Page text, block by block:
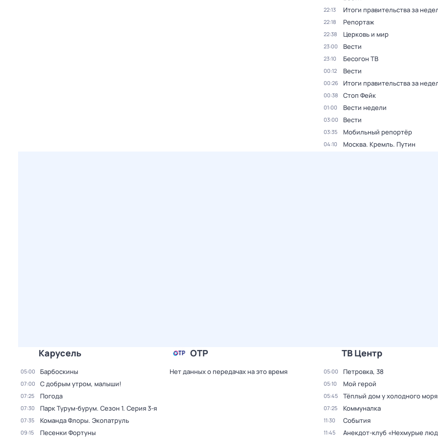
22:13 Итоги правительства за
22:18 Репортаж
22:38 Церковь и мир
23:00 Вести
23:10 Бесогон ТВ
00:12 Вести
00:26 Итоги правительства за
00:38 Стоп Фейк
01:00 Вести недели
03:00 Вести
03:35 Мобильный репортёр
04:10 Москва. Кремль. Путин
Карусель
05:00 Барбоскины
07:00 С добрым утром, малыши!
07:25 Погода
07:30 Парк Турум-бурум. Сезон 1. Серия 3-я
07:35 Команда Флоры. Экопатруль
09:15 Песенки Фортуны
ОТР
Нет данных о передачах на это время
ТВ Центр
05:00 Петровка, 38
05:10 Мой герой
05:45 Тёплый дом у холодного моря
07:25 Коммуналка
11:30 События
11:45 Анекдот-клуб «Нехмурые